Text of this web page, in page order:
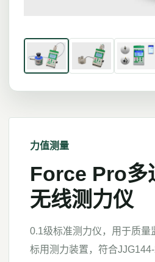
力值测量
Force Pro多
无线测力仪
0.1级标准测力仪，用于质量
标用测力装置，符合